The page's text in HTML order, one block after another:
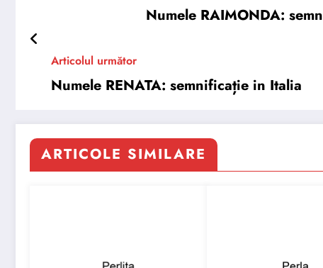
Numele RAIMONDA:
Articolul următor
Numele RENATA: semnificație in Italia
ARTICOLE SIMILARE